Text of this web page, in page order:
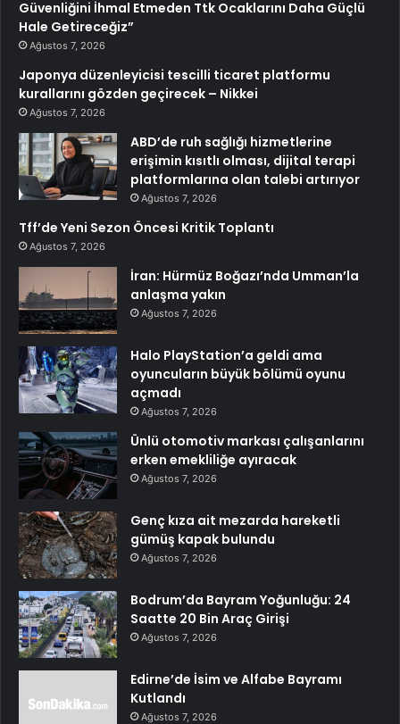
Güvenliğini İhmal Etmeden Ttk Ocaklarını Daha Güçlü
Hale Getireceğiz”
Ağustos 7, 2026
Japonya düzenleyicisi tescilli ticaret platformu
kurallarını gözden geçirecek – Nikkei
Ağustos 7, 2026
ABD’de ruh sağlığı hizmetlerine
erişimin kısıtlı olması, dijital terapi
platformlarına olan talebi artırıyor
Ağustos 7, 2026
Tff’de Yeni Sezon Öncesi Kritik Toplantı
Ağustos 7, 2026
İran: Hürmüz Boğazı’nda Umman’la
anlaşma yakın
Ağustos 7, 2026
Halo PlayStation’a geldi ama
oyuncuların büyük bölümü oyunu
açmadı
Ağustos 7, 2026
Ünlü otomotiv markası çalışanlarını
erken emekliliğe ayıracak
Ağustos 7, 2026
Genç kıza ait mezarda hareketli
gümüş kapak bulundu
Ağustos 7, 2026
Bodrum’da Bayram Yoğunluğu: 24
Saatte 20 Bin Araç Girişi
Ağustos 7, 2026
Edirne’de İsim ve Alfabe Bayramı
Kutlandı
Ağustos 7, 2026